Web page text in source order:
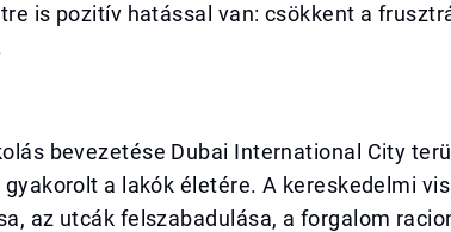
is pozitív hatással van: csökkent a
bevezetése Dubai International City
a lakók életére. A kereskedelmi
az utcák felszabadulása, a forgalom